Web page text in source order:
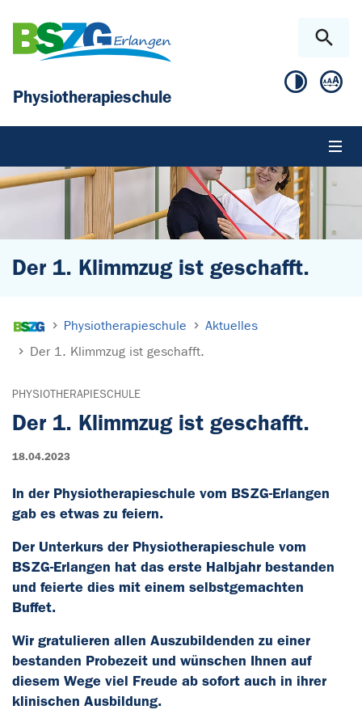
Physiotherapieschule
Der 1. Klimmzug ist geschafft.
Physiotherapieschule
Aktuelles
Der 1. Klimmzug ist geschafft.
PHYSIOTHERAPIESCHULE
Der 1. Klimmzug ist geschafft.
18.04.2023
In der Physiotherapieschule vom BSZG-Erlangen
gab es etwas zu feiern.
Der Unterkurs der Physiotherapieschule vom
BSZG-Erlangen hat das erste Halbjahr bestanden
und feierte dies mit einem selbstgemachten
Buffet.
Wir gratulieren allen Auszubildenden zu einer
bestanden Probezeit und wünschen Ihnen auf
diesem Wege viel Freude ab sofort auch in ihrer
klinischen Ausbildung.